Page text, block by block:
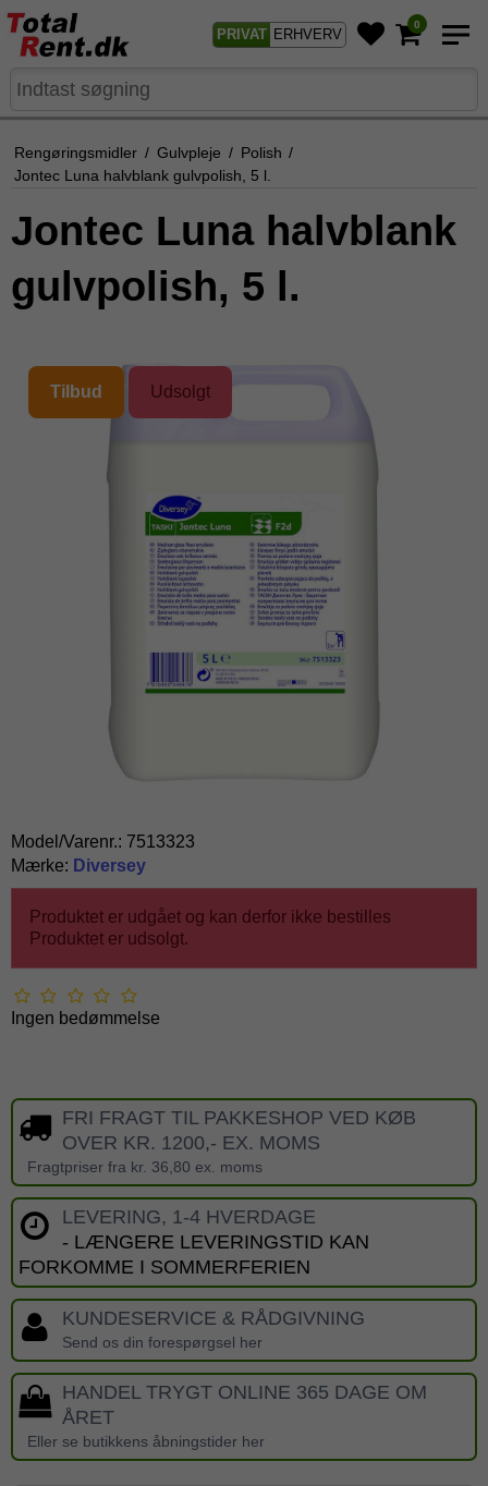
PRIVAT ERHVERV
0
Rengøringsmidler / Gulvpleje / Polish /
Jontec Luna halvblank gulvpolish, 5 l.
Jontec Luna halvblank
gulvpolish, 5 l.
Tilbud Udsolgt
Model/Varenr.: 7513323
Mærke: Diversey
Produktet er udgået og kan derfor ikke bestilles
Produktet er udsolgt.
Ingen bedømmelse
FRI FRAGT TIL PAKKESHOP VED KØB
OVER KR. 1200,- EX. MOMS
Fragtpriser fra kr. 36,80 ex. moms
LEVERING, 1-4 HVERDAGE
- LÆNGERE LEVERINGSTID KAN
FORKOMME I SOMMERFERIEN
KUNDESERVICE & RÅDGIVNING
Send os din forespørgsel her
HANDEL TRYGT ONLINE 365 DAGE OM
ÅRET
Eller se butikkens åbningstider her